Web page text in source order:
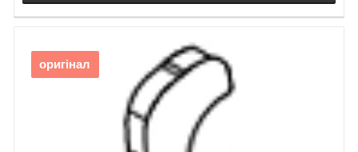
оригінал